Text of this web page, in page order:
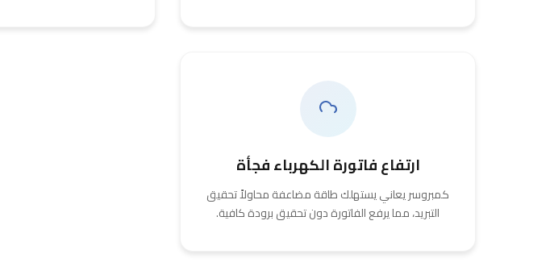
ارتفاع فاتورة الكهرباء فجأة
كمبروسر يعاني يستهلك طاقة مضاعفة محاولاً تحقيق
التبريد، مما يرفع الفاتورة دون تحقيق برودة كافية.